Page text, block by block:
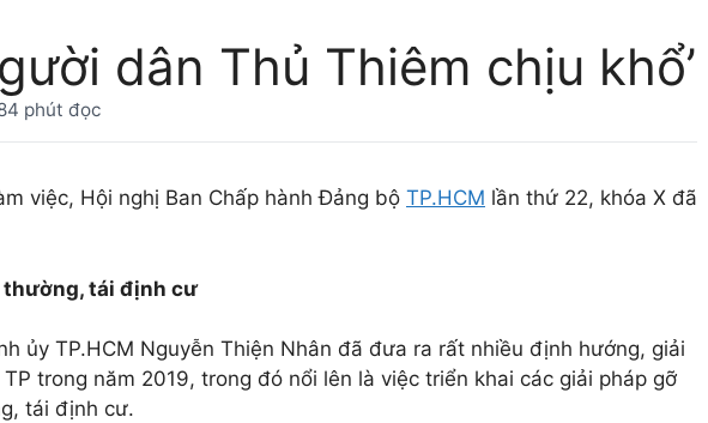
dân Thủ Thiêm chịu khổ’
4 phút đọc
việc, Hội nghị Ban Chấp hành Đảng bộ TP.HCM lần thứ 22, khóa X đã
thường, tái định cư
ủy TP.HCM Nguyễn Thiện Nhân đã đưa ra rất nhiều định hướng, giải
trong năm 2019, trong đó nổi lên là việc triển khai các giải pháp gỡ
tái định cư.